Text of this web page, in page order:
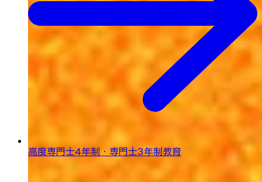
高度専門士4年制・専門士3年制教育